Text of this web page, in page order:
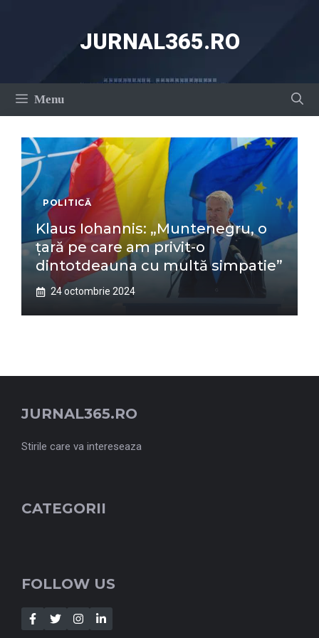
JURNAL365.RO
Menu
POLITICĂ
Klaus Iohannis: „Muntenegru, o
țară pe care am privit-o
dintotdeauna cu multă simpatie”
24 octombrie 2024
JURNAL365.RO
Stirile care va intereseaza
CATEGORII
FOLLOW US